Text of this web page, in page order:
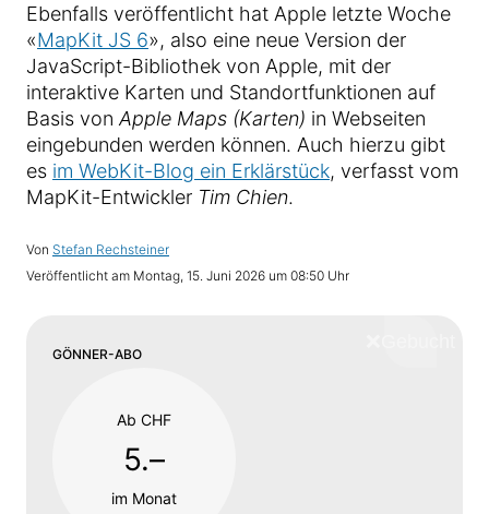
Ebenfalls veröffentlicht hat Apple letzte Woche
«MapKit JS 6», also eine neue Version der
JavaScript-Bibliothek von Apple, mit der
interaktive Karten und Standortfunktionen auf
Basis von Apple Maps (Karten) in Webseiten
eingebunden werden können. Auch hierzu gibt
es im WebKit-Blog ein Erklärstück, verfasst vom
MapKit-Entwickler Tim Chien.
Von Stefan Rechsteiner
Veröffentlicht am Montag, 15. Juni 2026 um 08:50 Uhr
GÖNNER-ABO
Ab CHF
5.–
im Monat